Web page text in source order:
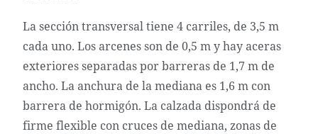
La sección transversal tiene 4 carriles, de 3,5 m
cada uno. Los arcenes son de 0,5 m y hay aceras
exteriores separadas por barreras de 1,7 m de
ancho. La anchura de la mediana es 1,6 m con
barrera de hormigón. La calzada dispondrá de
firme flexible con cruces de mediana, zonas de